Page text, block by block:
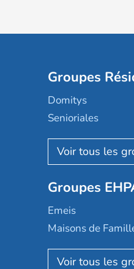
Groupes
Domitys
Senioriales
Nohée
Les Résidentiels
Mobicap
Domusvi
Happy Senior
Aquarelia
Groupes
Emeis
Maisons de
Korian
Emera